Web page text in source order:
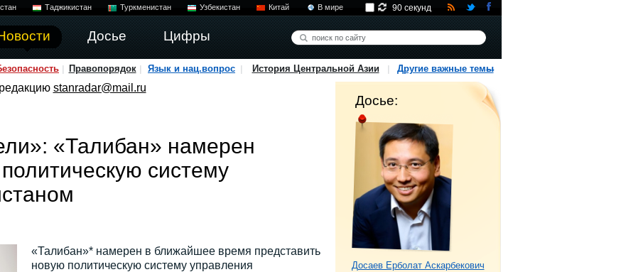
Таджикистан Туркменистан Узбекистан Китай В мире
Досье Цифры
90 секунд
Правопорядок Язык и нац.вопрос История Центральной Азии Другие важные темы
stanradar@mail.ru
«Талибан» намерен
систему
«Талибан»* намерен в ближайшее время представить
новую политическую систему управления
Досье:
Досаев Ерболат Аскарбекович